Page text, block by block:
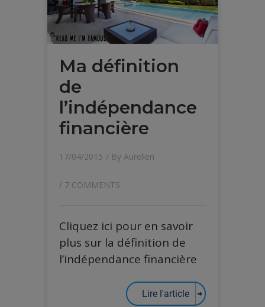
Ma définition
de
l’indépendance
financière
17/04/2015 / By Aurelien
/ 7 COMMENTS
Cliquez ici pour en savoir
plus sur la définition de
l’indépendance financière
Lire l'article